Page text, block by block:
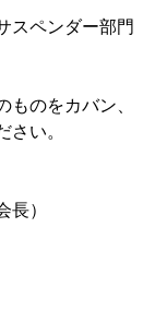
スペンダー部門
のをカバン、
い。
）